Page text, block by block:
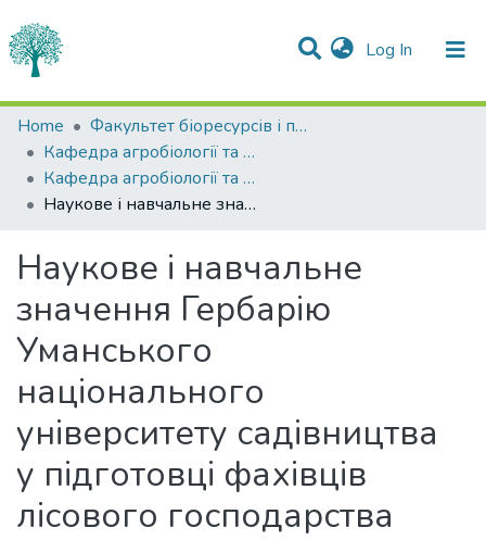
Log In (current)
Statistics
Communities & Collections
All of DSpace
Home
Факультет біоресурсів і природокористування
Кафедра агробіології та біохімії
Кафедра агробіології та біохімії
Наукове і навчальне значення Гербарію Уманського національного університету садівництва у підготовці фахівців лісового господарства
Наукове і навчальне
значення Гербарію
Уманського
національного
університету садівництва
у підготовці фахівців
лісового господарства